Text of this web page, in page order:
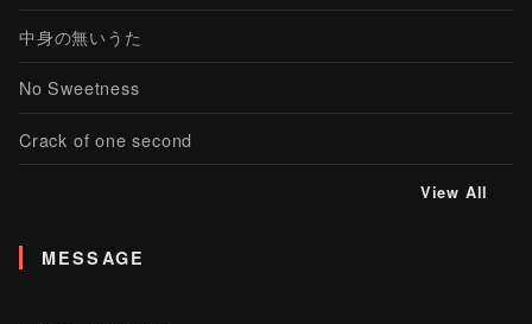
中身の無いうた
No Sweetness
Crack of one second
View All
MESSAGE